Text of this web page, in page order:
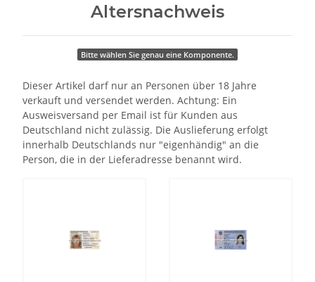
Altersnachweis
Bitte wählen Sie genau eine Komponente.
Dieser Artikel darf nur an Personen über 18 Jahre
verkauft und versendet werden. Achtung: Ein
Ausweisversand per Email ist für Kunden aus
Deutschland nicht zulässig. Die Auslieferung erfolgt
innerhalb Deutschlands nur "eigenhändig" an die
Person, die in der Lieferadresse benannt wird.